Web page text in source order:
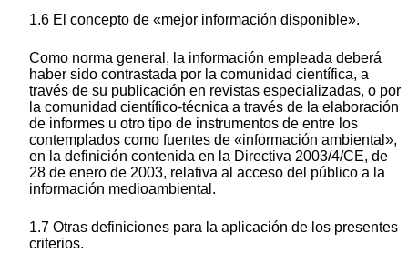
1.6 El concepto de «mejor información disponible».
Como norma general, la información empleada deberá
haber sido contrastada por la comunidad científica, a
través de su publicación en revistas especializadas, o por
la comunidad científico-técnica a través de la elaboración
de informes u otro tipo de instrumentos de entre los
contemplados como fuentes de «información ambiental»,
en la definición contenida en la Directiva 2003/4/CE, de
28 de enero de 2003, relativa al acceso del público a la
información medioambiental.
1.7 Otras definiciones para la aplicación de los presentes
criterios.